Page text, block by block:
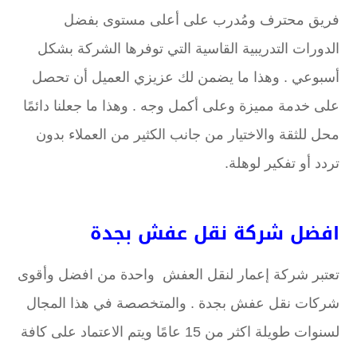
فريق محترف ومُدرب على أعلى مستوى بفضل
الدورات التدريبية القاسية التي توفرها الشركة بشكل
أسبوعي . وهذا ما يضمن لك عزيزي العميل أن تحصل
على خدمة مميزة وعلى أكمل وجه . وهذا ما جعلنا دائمًا
محل للثقة والاختيار من جانب الكثير من العملاء بدون
تردد أو تفكير لوهلة.
افضل شركة نقل عفش بجدة
تعتبر شركة إعمار لنقل العفش واحدة من افضل وأقوى
شركات نقل عفش بجدة . والمتخصصة في هذا المجال
لسنوات طويلة اكثر من 15 عامًا ويتم الاعتماد على كافة